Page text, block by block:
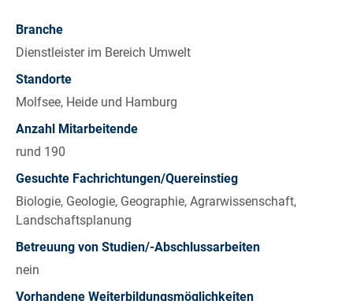
Branche
Dienstleister im Bereich Umwelt
Standorte
Molfsee, Heide und Hamburg
Anzahl Mitarbeitende
rund 190
Gesuchte Fachrichtungen/Quereinstieg
Biologie, Geologie, Geographie, Agrarwissenschaft,
Landschaftsplanung
Betreuung von Studien/-Abschlussarbeiten
nein
Vorhandene Weiterbildungsmöglichkeiten